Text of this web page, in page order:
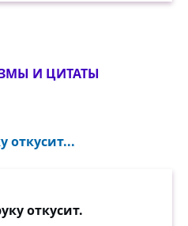
чтобы не
И ЦИТАТЫ
откусит...
откусит.